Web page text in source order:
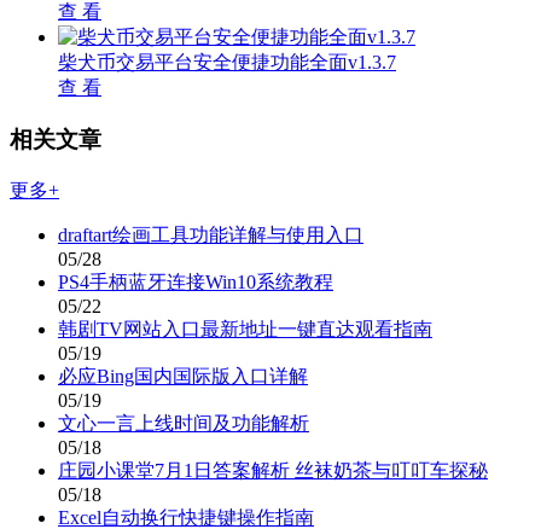
查 看
柴犬币交易平台安全便捷功能全面v1.3.7
查 看
相关文章
更多+
draftart绘画工具功能详解与使用入口
05/28
PS4手柄蓝牙连接Win10系统教程
05/22
韩剧TV网站入口最新地址一键直达观看指南
05/19
必应Bing国内国际版入口详解
05/19
文心一言上线时间及功能解析
05/18
庄园小课堂7月1日答案解析 丝袜奶茶与叮叮车探秘
05/18
Excel自动换行快捷键操作指南